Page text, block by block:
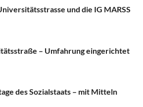
und die IG MARSS
­– Umfahrung eingerichtet
des Sozialstaats – mit Mitteln